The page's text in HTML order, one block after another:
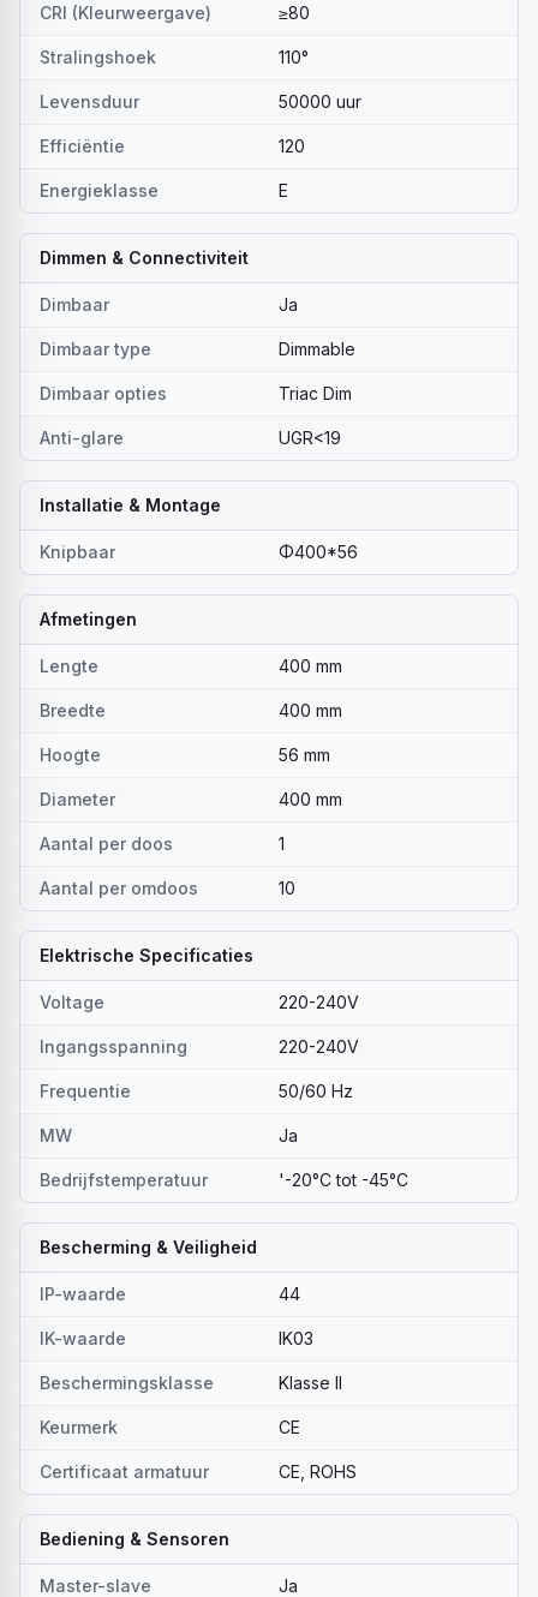
CRI (Kleurweergave) ≥80
Stralingshoek 110°
Levensduur 50000 uur
Efficiëntie 120
Energieklasse E
Dimmen & Connectiviteit
Dimbaar Ja
Dimbaar type Dimmable
Dimbaar opties Triac Dim
Anti-glare UGR<19
Installatie & Montage
Knipbaar Φ400*56
Afmetingen
Lengte 400 mm
Breedte 400 mm
Hoogte 56 mm
Diameter 400 mm
Aantal per doos 1
Aantal per omdoos 10
Elektrische Specificaties
Voltage 220-240V
Ingangsspanning 220-240V
Frequentie 50/60 Hz
MW Ja
Bedrijfstemperatuur '-20°C tot -45°C
Bescherming & Veiligheid
IP-waarde 44
IK-waarde IK03
Beschermingsklasse Klasse II
Keurmerk CE
Certificaat armatuur CE, ROHS
Bediening & Sensoren
Master-slave Ja